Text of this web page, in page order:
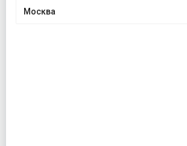
Москва